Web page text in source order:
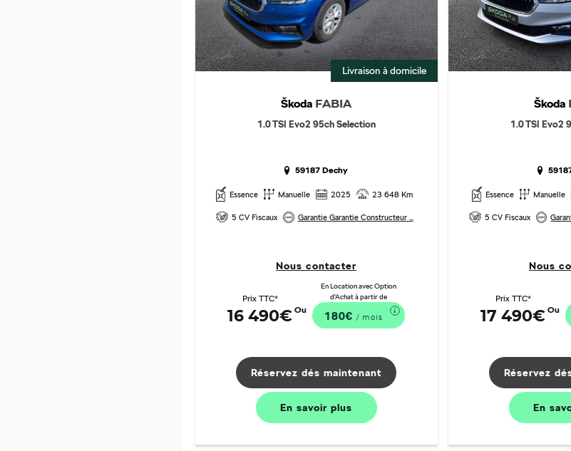
Livraison à domicile
Škoda FABIA
1.0 TSI Evo2 95ch Selection
59187 Dechy
Essence Manuelle 2025 23 648 Km
5 CV Fiscaux Garantie Garantie Constructeur ...
Nous contacter
Prix TTC*
16 490€ Ou
En Location avec Option
d'Achat à partir de
180€/ mois
Réservez dés maintenant
En savoirplus
Škoda
1.0 TSI Evo2
Essence Manuelle
5 CV Fiscaux
Nous
Prix TTC*
17 490€ Ou
Réservez
En